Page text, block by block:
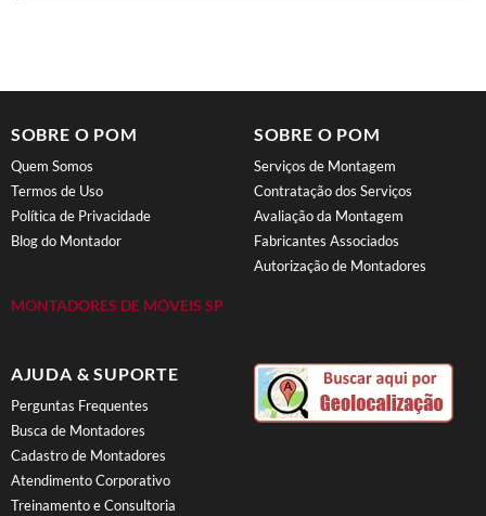
SOBRE O POM
Quem Somos
Termos de Uso
Política de Privacidade
Blog do Montador
MONTADORES DE MÓVEIS SP
SOBRE O POM
Serviços de Montagem
Contratação dos Serviços
Avaliação da Montagem
Fabricantes Associados
Autorização de Montadores
AJUDA & SUPORTE
Perguntas Frequentes
Busca de Montadores
Cadastro de Montadores
Atendimento Corporativo
Treinamento e Consultoria